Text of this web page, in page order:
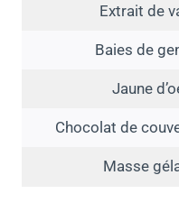
Extrait de
Baies de
Jaune
Chocolat de
Masse